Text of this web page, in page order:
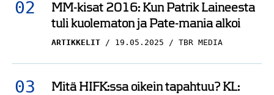
MM-kisat 2016: Kun Patrik Laineesta
tuli kuolematon ja Pate-mania alkoi
ARTIKKELIT 19.05.2025 TBR MEDIA
Mitä HIFK:ssa oikein tapahtuu? KL: